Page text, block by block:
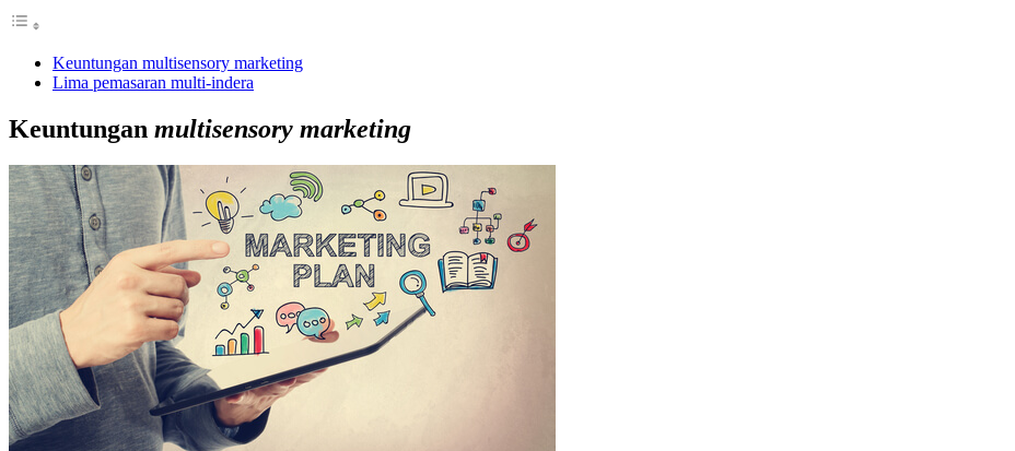
Keuntungan multisensory marketing
Lima pemasaran multi-indera
Keuntungan multisensory marketing